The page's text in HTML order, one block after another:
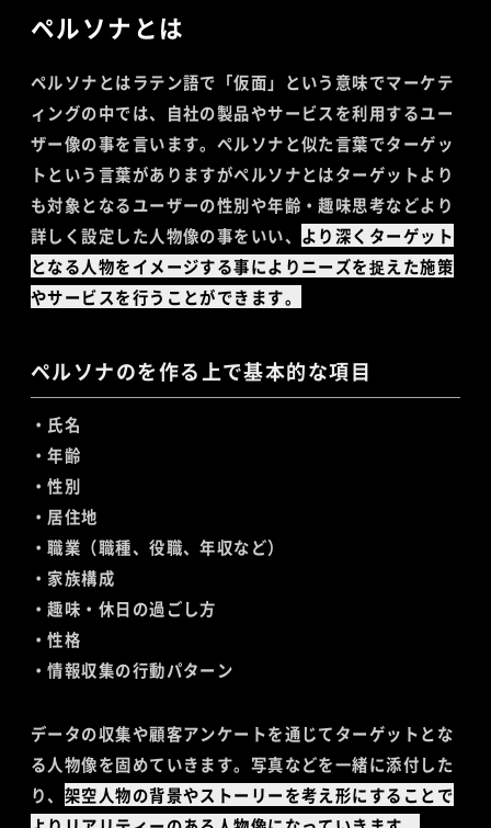
ペルソナとは
ペルソナとはラテン語で「仮面」という意味でマーケテ
ィングの中では、自社の製品やサービスを利用するユー
ザー像の事を言います。ペルソナと似た言葉でターゲッ
トという言葉がありますがペルソナとはターゲットより
も対象となるユーザーの性別や年齢・趣味思考などより
詳しく設定した人物像の事をいい、 より深くターゲット
となる人物をイメージする事によりニーズを捉えた施策
やサービスを行うことができます。
ペルソナのを作る上で基本的な項目
・氏名
・年齢
・性別
・居住地
・職業（職種、役職、年収など）
・家族構成
・趣味・休日の過ごし方
・性格
・情報収集の行動パターン
データの収集や顧客アンケートを通じてターゲットとな
る人物像を固めていきます。写真などを一緒に添付した
り、 架空人物の背景やストーリーを考え形にすることで